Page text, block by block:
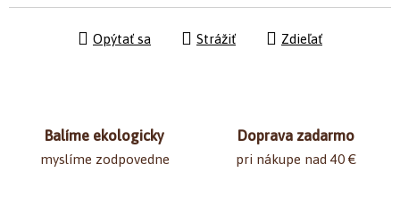
Opýtať sa Strážiť Zdieľať
Balíme ekologicky
myslíme zodpovedne
Doprava zadarmo
pri nákupe nad 40 €